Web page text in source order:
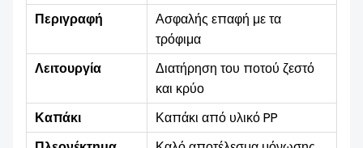
Περιγραφή
Ασφαλής επαφή με τα
τρόφιμα
Λειτουργία
Διατήρηση του ποτού ζεστό
και κρύο
Καπάκι
Καπάκι από υλικό PP